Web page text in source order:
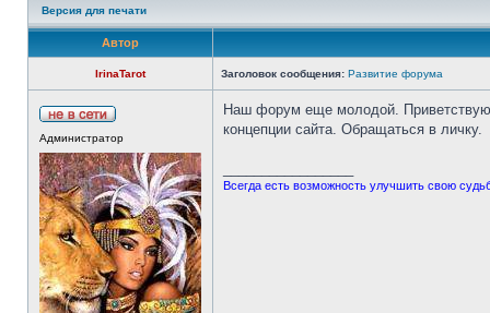
Версия для печати
Автор
IrinaTarot Заголовок сообщения: Развитие форума
Администратор
Наш форум еще молодой.
концепции сайта. Обращаться в личку.
Всегда есть возможность улучшить свою